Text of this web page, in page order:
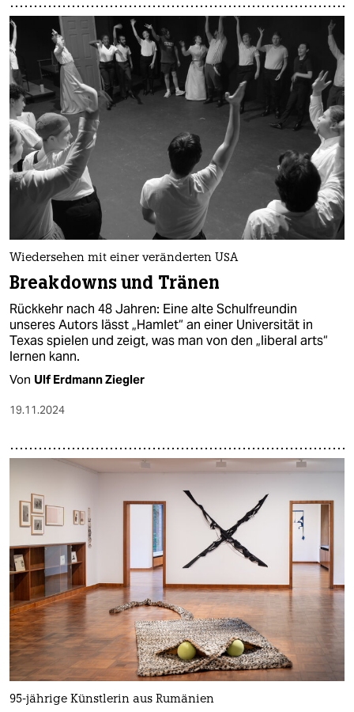
Wiedersehen mit einer veränderten USA
Breakdowns und Tränen
Rückkehr nach 48 Jahren: Eine alte Schulfreundin
unseres Autors lässt „Hamlet“ an einer Universität in
Texas spielen und zeigt, was man von den „liberal arts“
lernen kann.
Von Ulf Erdmann Ziegler
19.11.2024
95-jährige Künstlerin aus Rumänien